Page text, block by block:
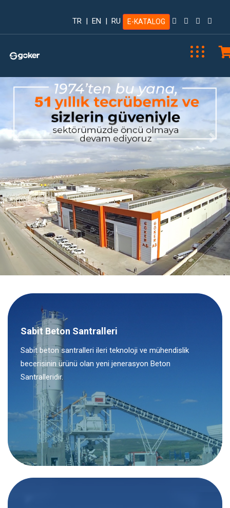
TR | EN | RU E-KATALOG
Previous Next
Sabit Beton Santralleri
Sabit beton santralleri ileri teknoloji ve mühendislik
becerisinin ürünü olan yeni jenerasyon Beton
Santralleridir.